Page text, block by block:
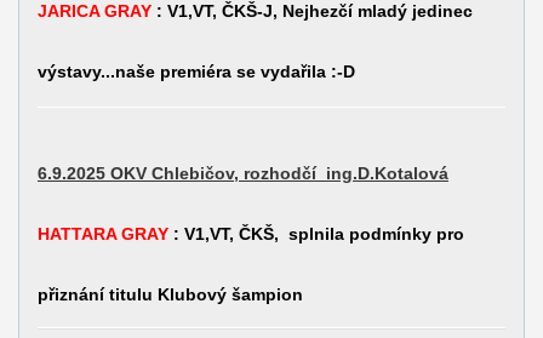
JARICA GRAY : V1,VT, ČKŠ-J, Nejhezčí mladý jedinec
výstavy...naše premiéra se vydařila :-D
6.9.2025 OKV Chlebičov, rozhodčí ing.D.Kotalová
HATTARA GRAY: V1,VT, ČKŠ, splnila podmínky pro
přiznání titulu Klubový šampion